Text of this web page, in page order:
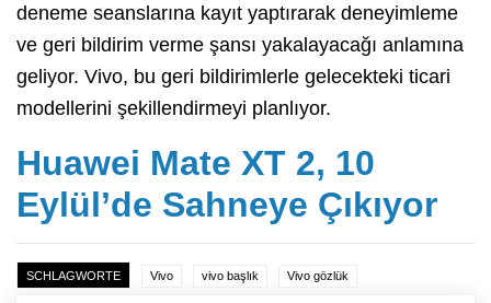
deneme seanslarına kayıt yaptırarak deneyimleme
ve geri bildirim verme şansı yakalayacağı anlamına
geliyor. Vivo, bu geri bildirimlerle gelecekteki ticari
modellerini şekillendirmeyi planlıyor.
Huawei Mate XT 2, 10
Eylül’de Sahneye Çıkıyor
SCHLAGWORTE Vivo vivo başlık Vivo gözlük